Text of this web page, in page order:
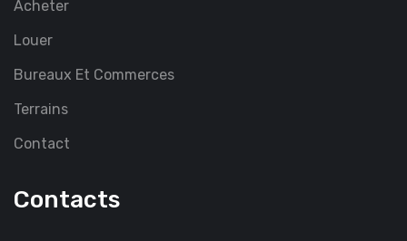
Acheter
Louer
Bureaux Et Commerces
Terrains
Contact
Contacts